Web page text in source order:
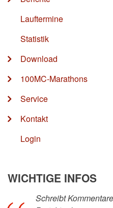
Lauftermine
Statistik
Download
100MC-Marathons
Service
Kontakt
Login
WICHTIGE INFOS
Schreibt